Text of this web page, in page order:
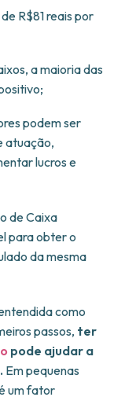
R$81 reais por
a maioria das
podem ser
atuação,
lucros e
de Caixa
para obter o
da mesma
como
passos, ter
pode ajudar a
Em pequenas
um fator